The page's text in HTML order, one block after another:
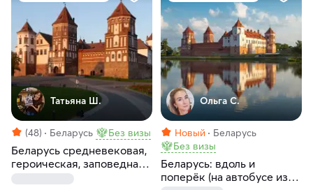
Татьяна Ш.
(48) Беларусь Без визы
Беларусь средневековая,
героическая, заповедная
Ольга С.
Новый
Беларусь
Без визы
Беларусь: вдоль и
поперёк (на автобусе из